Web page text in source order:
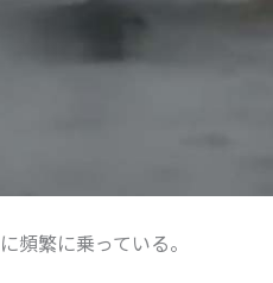
頻繁に乗っている。